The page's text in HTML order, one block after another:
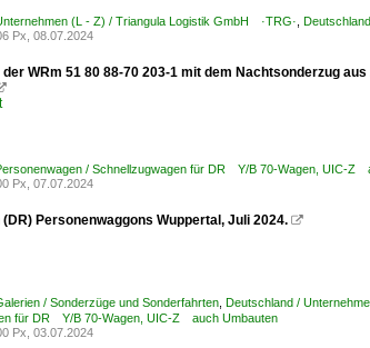
(L - Z) / Triangula Logistik GmbH ·TRG·
Px, 08.07.2024
der WRm 51 80 88-70 203-1 mit dem Nachtsonderzug
/ Schnellzugwagen für DR Y/B 70-Wagen, UIC-Z
Px, 07.07.2024
(DR) Personenwaggons Wuppertal, Juli 2024. 
/ Sonderzüge und Sonderfahrten Deutschland /
für DR Y/B 70-Wagen, UIC-Z auch Umbauten
Px, 03.07.2024